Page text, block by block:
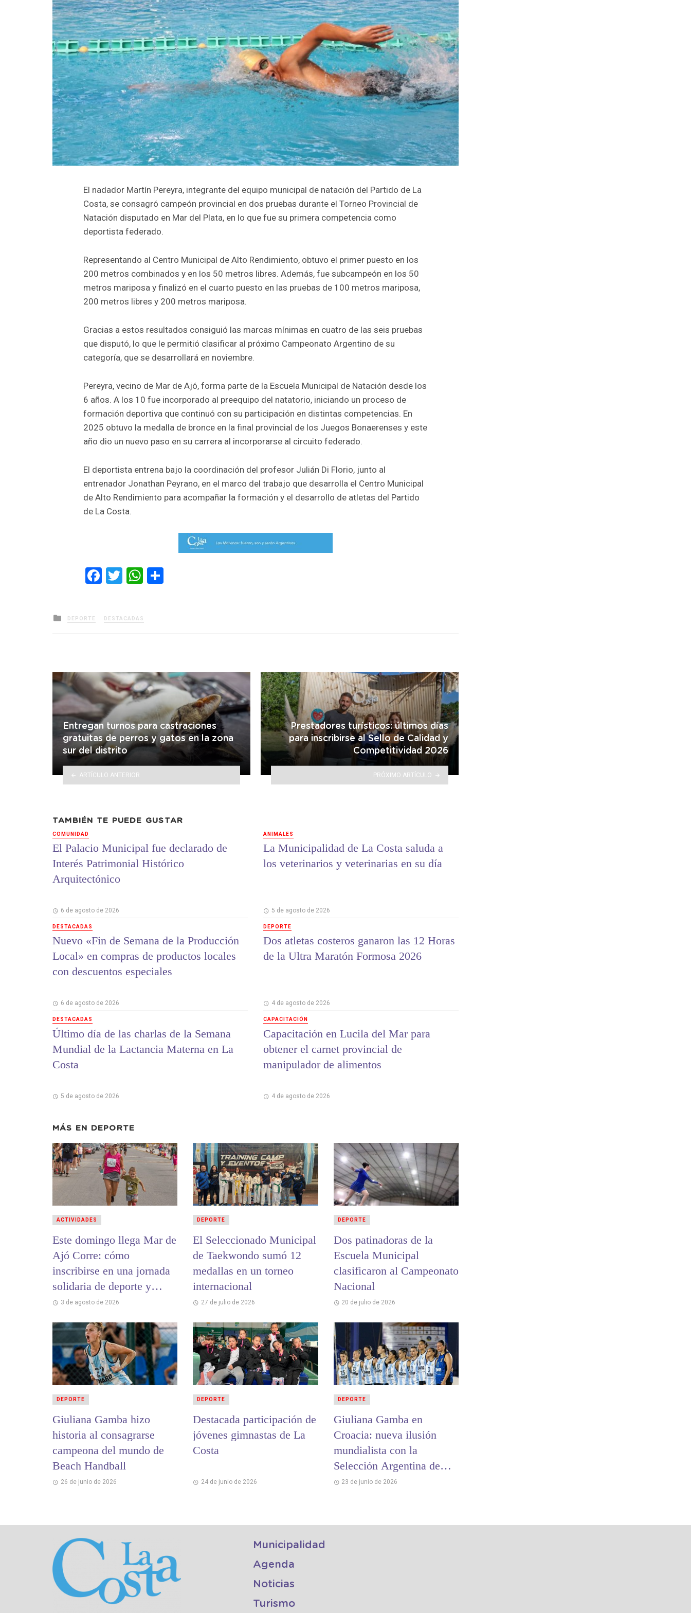
El nadador Martín Pereyra, integrante del equipo municipal de natación del Partido de La
Costa, se consagró campeón provincial en dos pruebas durante el Torneo Provincial de
Natación disputado en Mar del Plata, en lo que fue su primera competencia como
deportista federado.
Representando al Centro Municipal de Alto Rendimiento, obtuvo el primer puesto en los
200 metros combinados y en los 50 metros libres. Además, fue subcampeón en los 50
metros mariposa y finalizó en el cuarto puesto en las pruebas de 100 metros mariposa,
200 metros libres y 200 metros mariposa.
Gracias a estos resultados consiguió las marcas mínimas en cuatro de las seis pruebas
que disputó, lo que le permitió clasificar al próximo Campeonato Argentino de su
categoría, que se desarrollará en noviembre.
Pereyra, vecino de Mar de Ajó, forma parte de la Escuela Municipal de Natación desde los
6 años. A los 10 fue incorporado al preequipo del natatorio, iniciando un proceso de
formación deportiva que continuó con su participación en distintas competencias. En
2025 obtuvo la medalla de bronce en la final provincial de los Juegos Bonaerenses y este
año dio un nuevo paso en su carrera al incorporarse al circuito federado.
El deportista entrena bajo la coordinación del profesor Julián Di Florio, junto al
entrenador Jonathan Peyrano, en el marco del trabajo que desarrolla el Centro Municipal
de Alto Rendimiento para acompañar la formación y el desarrollo de atletas del Partido
de La Costa.
Facebook
TwitterWhatsApp
Posted
in
DEPORTE DESTACADAS
Entregan turnos para castraciones
gratuitas de perros y gatos en la zona
sur del distrito
ARTÍCULO ANTERIOR
Prestadores turísticos: últimos días
para inscribirse al Sello de Calidad y
Competitividad 2026
PRÓXIMO ARTÍCULO
TAMBIÉN TE PUEDE GUSTAR
COMUNIDAD
El Palacio Municipal fue declarado de
Interés Patrimonial Histórico
Arquitectónico
6 de agosto de 2026
DESTACADAS
Nuevo «Fin de Semana de la Producción
Local» en compras de productos locales
con descuentos especiales
6 de agosto de 2026
DESTACADAS
Último día de las charlas de la Semana
Mundial de la Lactancia Materna en La
Costa
5 de agosto de 2026
ANIMALES
La Municipalidad de La Costa saluda a
los veterinarios y veterinarias en su día
5 de agosto de 2026
DEPORTE
Dos atletas costeros ganaron las 12 Horas
de la Ultra Maratón Formosa 2026
4 de agosto de 2026
CAPACITACIÓN
Capacitación en Lucila del Mar para
obtener el carnet provincial de
manipulador de alimentos
4 de agosto de 2026
MÁS EN DEPORTE
Este domingo llega Mar de
Ajó Corre: cómo
inscribirse en una jornada
solidaria de deporte y
encuentro
3 de agosto de 2026
ACTIVIDADES
El Seleccionado Municipal
de Taekwondo sumó 12
medallas en un torneo
internacional
27 de julio de 2026
DEPORTE
Dos patinadoras de la
Escuela Municipal
clasificaron al Campeonato
Nacional
20 de julio de 2026
DEPORTE
Giuliana Gamba hizo
historia al consagrarse
campeona del mundo de
Beach Handball
26 de junio de 2026
DEPORTE
Destacada participación de
jóvenes gimnastas de La
Costa
24 de junio de 2026
DEPORTE
Giuliana Gamba en
Croacia: nueva ilusión
mundialista con la
Selección Argentina de
Beach Handball
23 de junio de 2026
DEPORTE
Municipalidad
Agenda
Noticias
Turismo